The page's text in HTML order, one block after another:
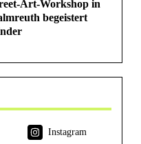
Art-Workshop in
begeistert
Instagram